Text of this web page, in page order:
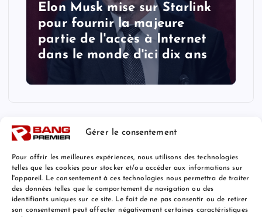
Gérer le consentement
Pour offrir les meilleures expériences, nous utilisons des technologies
telles que les cookies pour stocker et/ou accéder aux informations sur
l'appareil. Le consentement à ces technologies nous permettra de traiter
des données telles que le comportement de navigation ou des
identifiants uniques sur ce site. Le fait de ne pas consentir ou de retirer
son consentement peut affecter négativement certaines caractéristiques
Elon Musk mise sur Starlink
pour fournir la majeure
partie de l'accès à Internet
dans le monde d'ici dix ans
Mentions Légales